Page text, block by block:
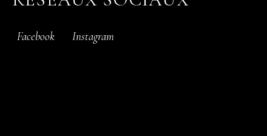
Facebook Instagram